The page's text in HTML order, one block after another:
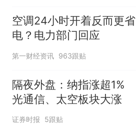
空调24小时开着反而更省
电？电力部门回应
第一财经资讯 963跟贴
隔夜外盘：纳指涨超1%
光通信、太空板块大涨
证券时报 5跟贴